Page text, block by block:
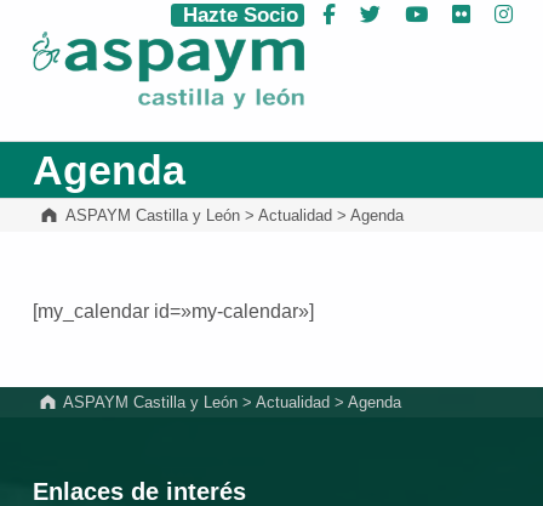
ASPAYM Castilla y León
Hazte Socio Facebook
Twitter YouTube
Flickr
Agenda
ASPAYM Castilla y León> Actualidad > Agenda
[my_calendar id=»my-calendar»]
ASPAYM Castilla y León >Actualidad >Agenda
Enlaces de interés